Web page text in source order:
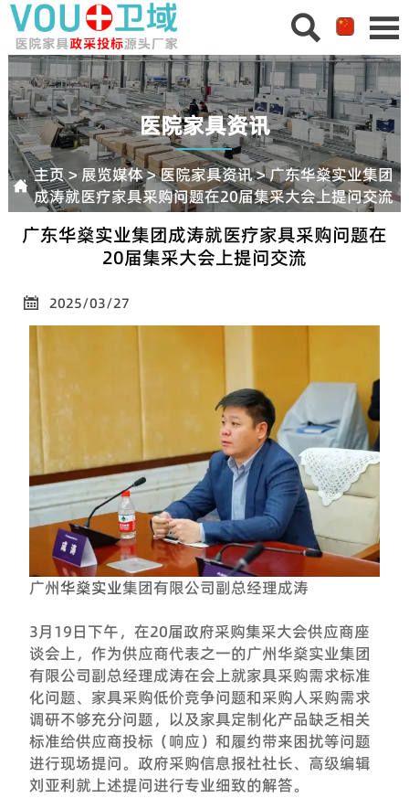
 
医院家具资讯
 主页>展览媒体>医院家具资讯>广东华燊实业集团
成涛就医疗家具采购问题在20届集采大会上提问交流
广东华燊实业集团成涛就医疗家具采购问题在
20届集采大会上提问交流
 2025/03/27
广州华燊实业集团有限公司副总经理成涛
3月19日下午，在20届政府采购集采大会供应商座
谈会上，作为供应商代表之一的广州华燊实业集团
有限公司副总经理成涛在会上就家具采购需求标准
化问题、家具采购低价竞争问题和采购人采购需求
调研不够充分问题，以及家具定制化产品缺乏相关
标准给供应商投标（响应）和履约带来困扰等问题
进行现场提问。政府采购信息报社社长、高级编辑
刘亚利就上述提问进行专业细致的解答。